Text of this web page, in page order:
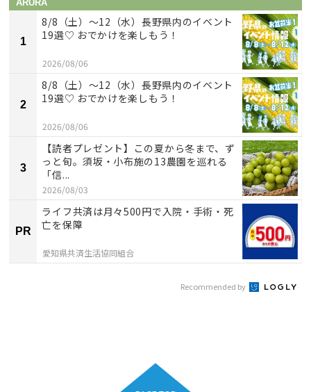
ARURA
1
8/8（土）〜12（水）長野県内のイベント
19選♡ おでかけを楽しもう！
2026/08/06
2
8/8（土）〜12（水）長野県内のイベント
19選♡ おでかけを楽しもう！
2026/08/06
3
【読者プレゼント】この夏から冬まで、ず
っと旬。須坂・小布施の13農園を巡れる
「信...
2026/08/03
PR
ライフ共済は月々500円で入院・手術・死
亡を保障
愛知県共済生活協同組合
Recommended by